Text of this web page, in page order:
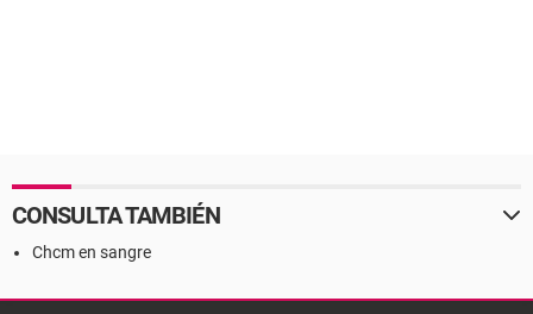
CONSULTA TAMBIÉN
Chcm en sangre